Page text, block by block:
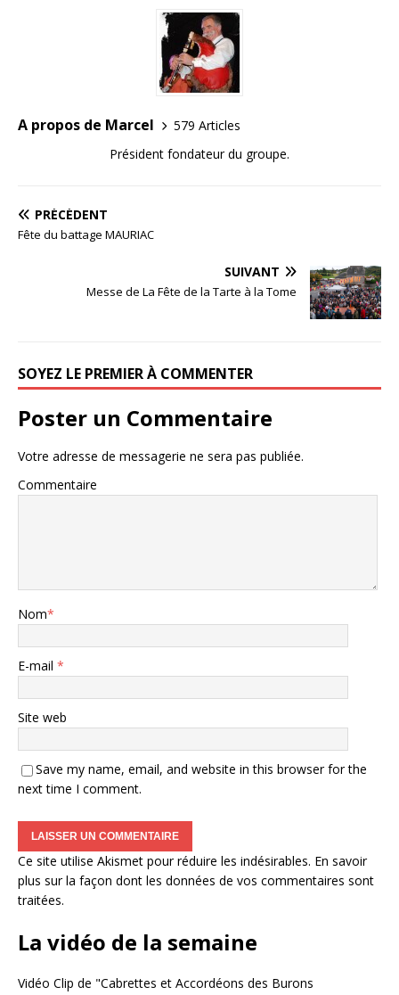
A propos de Marcel
579 Articles
Président fondateur du groupe.
PRÉCÉDENT
Fête du battage MAURIAC
SUIVANT
Messe de La Fête de la Tarte à la Tome
SOYEZ LE PREMIER À COMMENTER
Poster un Commentaire
Votre adresse de messagerie ne sera pas publiée.
Commentaire
Nom*
E-mail *
Site web
Save my name, email, and website in this browser for the
next time I comment.
Ce site utilise Akismet pour réduire les indésirables. En savoir
plus sur la façon dont les données de vos commentaires sont
traitées.
La vidéo de la semaine
Vidéo Clip de "Cabrettes et Accordéons des Burons